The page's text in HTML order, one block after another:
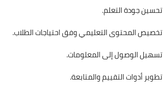
تحسين جودة التعلم.
تخصيص المحتوى التعليمي وفق احتياجات الطلاب.
تسهيل الوصول إلى المعلومات.
تطوير أدوات التقييم والمتابعة.